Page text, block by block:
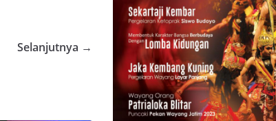
Selanjutnya →